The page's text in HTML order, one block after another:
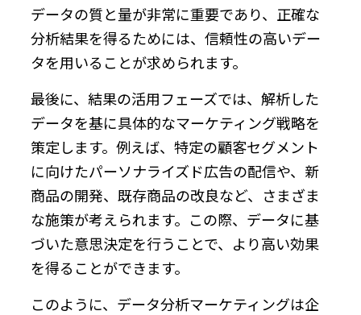
データの質と量が非常に重要であり、正確な
分析結果を得るためには、信頼性の高いデー
タを用いることが求められます。
最後に、結果の活用フェーズでは、解析した
データを基に具体的なマーケティング戦略を
策定します。例えば、特定の顧客セグメント
に向けたパーソナライズド広告の配信や、新
商品の開発、既存商品の改良など、さまざま
な施策が考えられます。この際、データに基
づいた意思決定を行うことで、より高い効果
を得ることができます。
このように、データ分析マーケティングは企